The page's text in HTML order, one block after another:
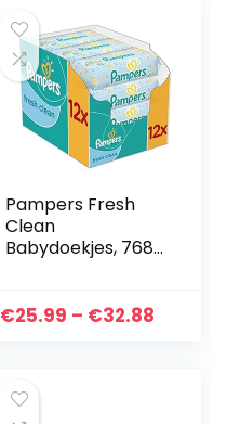
Pampers Fresh
Clean
Babydoekjes, 768
Geur en
€25.99 – €32.88